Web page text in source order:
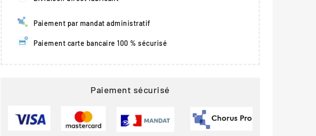
Paiement par mandat administratif
Paiement carte bancaire 100 % sécurisé
Paiement sécurisé